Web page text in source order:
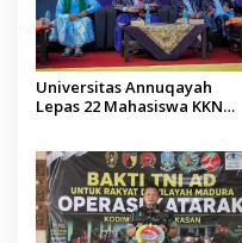
Universitas Annuqayah
Lepas 22 Mahasiswa KKN